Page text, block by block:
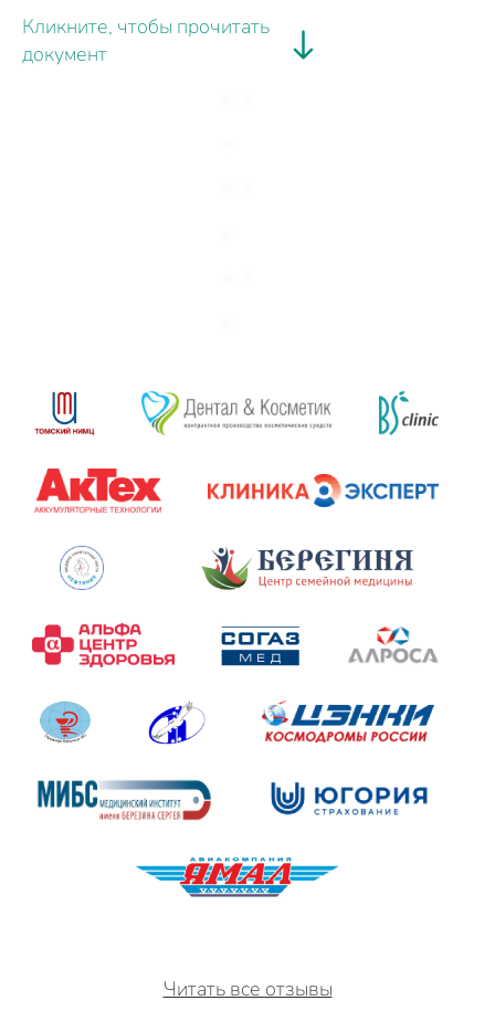
Кликните, чтобы прочитать
документ
Читать все отзывы